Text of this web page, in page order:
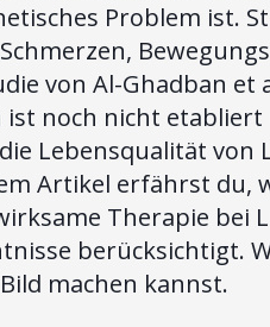
Problem ist.
von Al-Ghadban et
ist noch nicht
Lebensqualität von
Artikel erfährst du,
Therapie bei
berücksichtigt.
machen kannst.